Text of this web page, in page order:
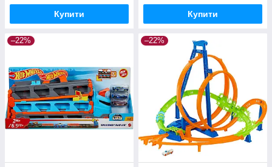
Купити Купити
–22% –22%